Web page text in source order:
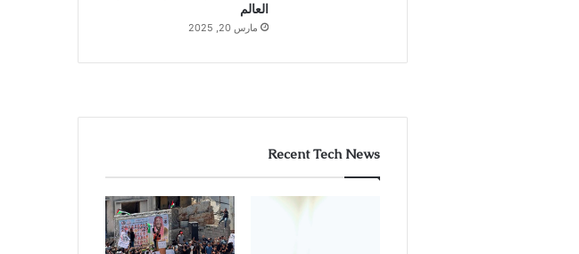
العالم
مارس 20, 2025
Recent Tech News